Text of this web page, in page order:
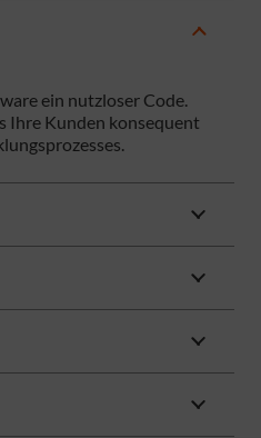
ein nutzloser Code.
Ihre Kunden konsequent